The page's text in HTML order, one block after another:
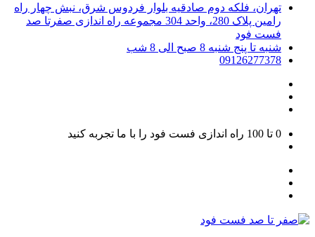
تهران، فلکه دوم صادقیه بلوار فردوس شرق، نبش چهار راه
رامین پلاک 280، واحد 304 مجموعه راه اندازی صفرتا صد
فست فود
شنبه تا پنج شنبه 8 صبح الی 8 شب
09126277378
0 تا 100 راه اندازی فست فود را با ما تجربه کنید